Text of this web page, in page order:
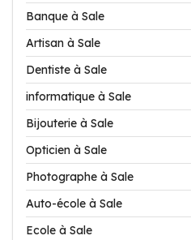
Banque à Sale
Artisan à Sale
Dentiste à Sale
informatique à Sale
Bijouterie à Sale
Opticien à Sale
Photographe à Sale
Auto-école à Sale
Ecole à Sale